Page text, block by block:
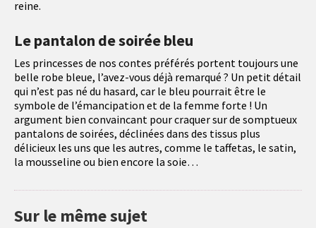
reine.
Le pantalon de soirée bleu
Les princesses de nos contes préférés portent toujours une
belle robe bleue, l’avez-vous déjà remarqué ? Un petit détail
qui n’est pas né du hasard, car le bleu pourrait être le
symbole de l’émancipation et de la femme forte ! Un
argument bien convaincant pour craquer sur de somptueux
pantalons de soirées, déclinées dans des tissus plus
délicieux les uns que les autres, comme le taffetas, le satin,
la mousseline ou bien encore la soie…
Sur le même sujet